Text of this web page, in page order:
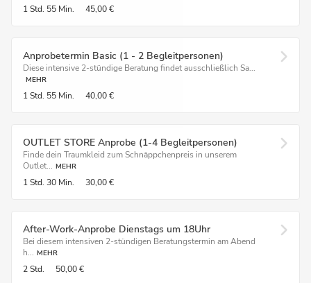
1 Std. 55 Min. 45,00 €
Anprobetermin Basic (1 - 2 Begleitpersonen)
Diese intensive 2-stündige Beratung findet ausschließlich Sa...
MEHR
1 Std. 55 Min. 40,00 €
OUTLET STORE Anprobe (1-4 Begleitpersonen)
Finde dein Traumkleid zum Schnäppchenpreis in unserem
Outlet... MEHR
1 Std. 30 Min. 30,00 €
After-Work-Anprobe Dienstags um 18Uhr
Bei diesem intensiven 2-stündigen Beratungstermin am Abend
h... MEHR
2 Std. 50,00 €